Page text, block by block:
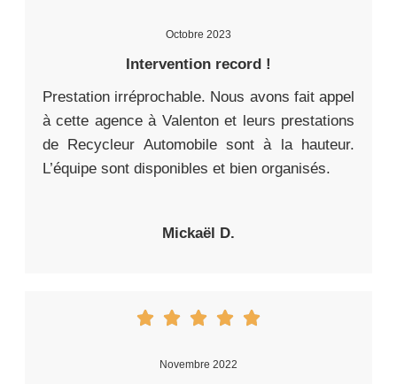
Octobre 2023
Intervention record !
Prestation irréprochable. Nous avons fait appel
à cette agence à Valenton et leurs prestations
de Recycleur Automobile sont à la hauteur.
L’équipe sont disponibles et bien organisés.
Mickaël D.
Novembre 2022